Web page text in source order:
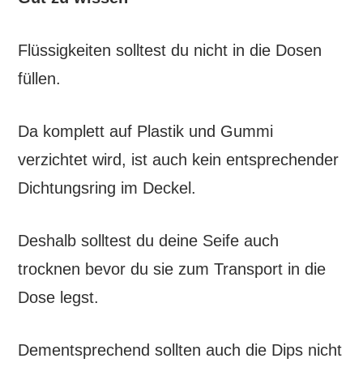
Flüssigkeiten solltest du nicht in die Dosen
füllen.
Da komplett auf Plastik und Gummi
verzichtet wird, ist auch kein entsprechender
Dichtungsring im Deckel.
Deshalb solltest du deine Seife auch
trocknen bevor du sie zum Transport in die
Dose legst.
Dementsprechend sollten auch die Dips nicht